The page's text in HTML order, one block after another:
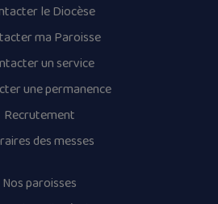
le Diocèse
ma Paroisse
un service
une permanence
Recrutement
des messes
Nos paroisses